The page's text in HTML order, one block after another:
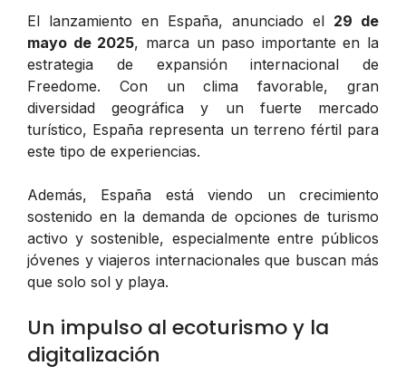
El lanzamiento en España, anunciado el 29 de
mayo de 2025, marca un paso importante en la
estrategia de expansión internacional de
Freedome. Con un clima favorable, gran
diversidad geográfica y un fuerte mercado
turístico, España representa un terreno fértil para
este tipo de experiencias.
Además, España está viendo un crecimiento
sostenido en la demanda de opciones de turismo
activo y sostenible, especialmente entre públicos
jóvenes y viajeros internacionales que buscan más
que solo sol y playa.
Un impulso al ecoturismo y la
digitalización